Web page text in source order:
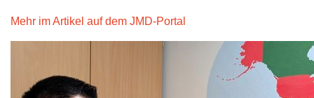
Mehr im Artikel auf dem JMD-Portal